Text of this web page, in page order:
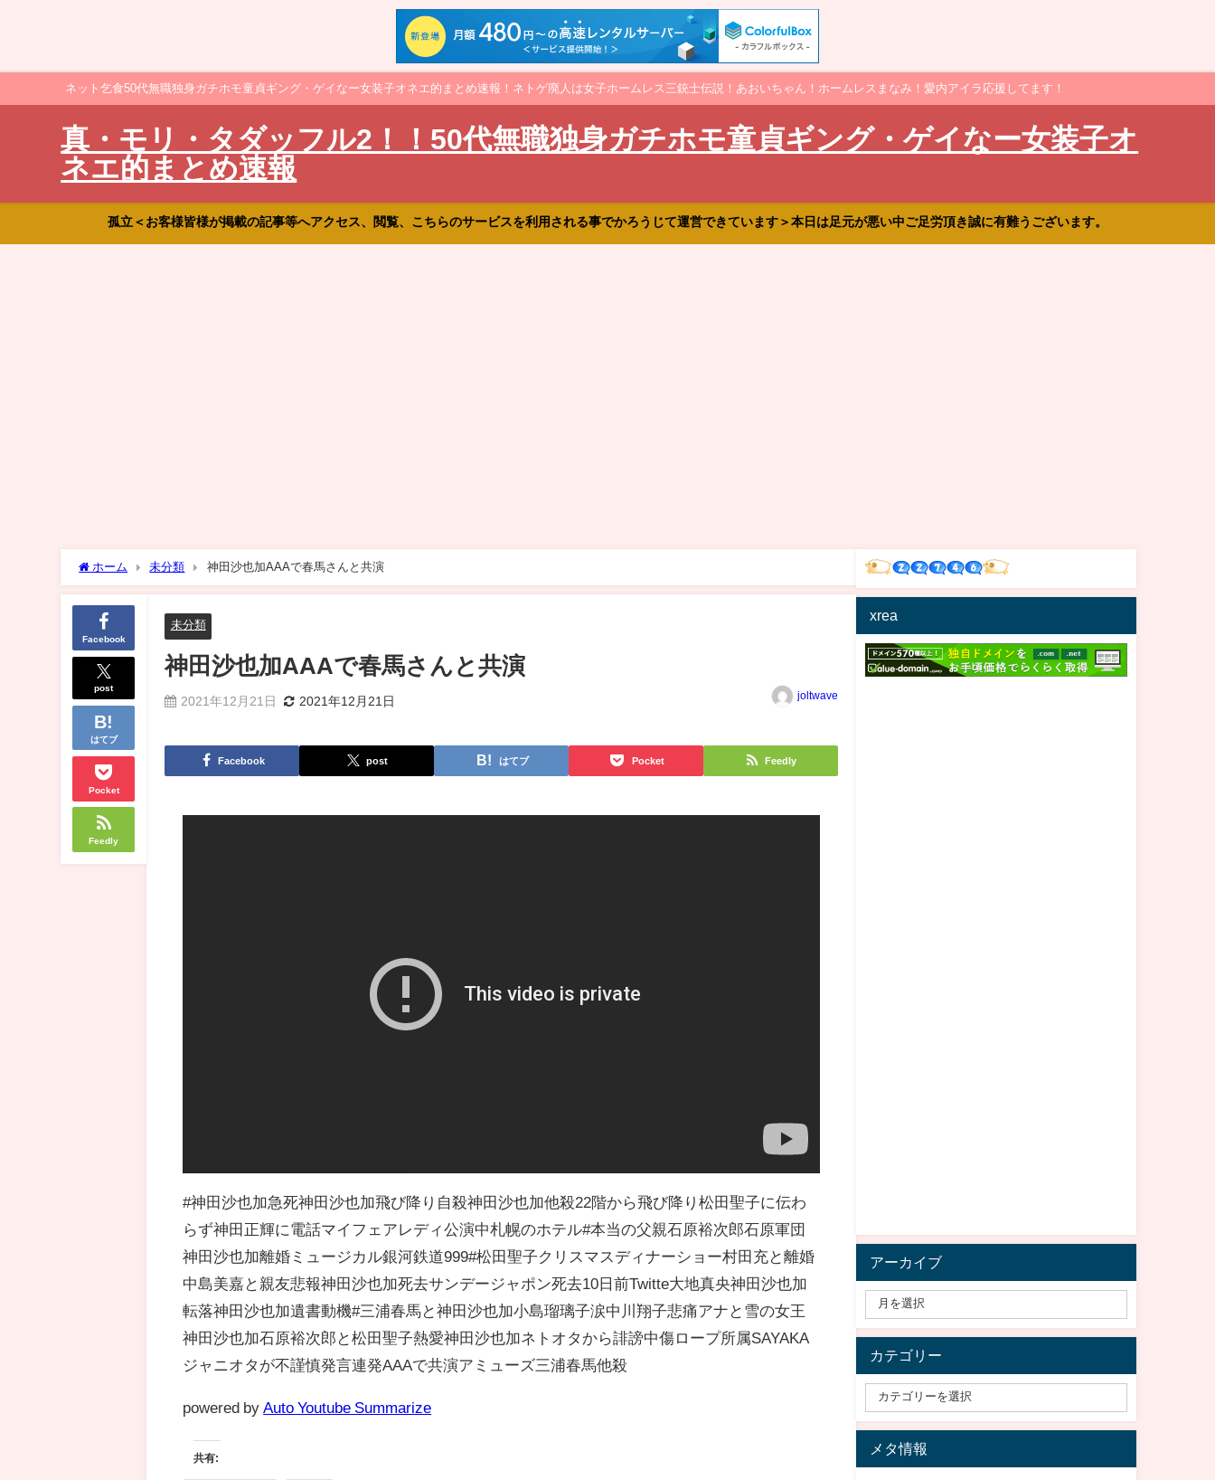
ネット乞食50代無職独身ガチホモ童貞ギング・ゲイなー女装子オネエ的まとめ速報！ネトゲ廃人は女子ホームレス三銃士伝説！あおいちゃん！ホームレスまなみ！愛内アイラ応援してます！
真・モリ・タダッフル2！！50代無職独身ガチホモ童貞ギング・ゲイなー女装子オ
ネエ的まとめ速報
孤立＜お客様皆様が掲載の記事等へアクセス、閲覧、こちらのサービスを利用される事でかろうじて運営できています＞本日は足元が悪い中ご足労頂き誠に有難うございます。
ホーム 未分類 神田沙也加AAAで春馬さんと共演
Facebook
post
はてブ
Pocket
Feedly
未分類
神田沙也加AAAで春馬さんと共演
2021年12月21日 2021年12月21日 joltwave
Facebook post はてブ Pocket Feedly
#神田沙也加急死神田沙也加飛び降り自殺神田沙也加他殺22階から飛び降り松田聖子に伝わ
らず神田正輝に電話マイフェアレディ公演中札幌のホテル#本当の父親石原裕次郎石原軍団
神田沙也加離婚ミュージカル銀河鉄道999#松田聖子クリスマスディナーショー村田充と離婚
中島美嘉と親友悲報神田沙也加死去サンデージャポン死去10日前Twitte大地真央神田沙也加
転落神田沙也加遺書動機#三浦春馬と神田沙也加小島瑠璃子涙中川翔子悲痛アナと雪の女王
神田沙也加石原裕次郎と松田聖子熱愛神田沙也加ネトオタから誹謗中傷ロープ所属SAYAKA
ジャニオタが不謹慎発言連発AAAで共演アミューズ三浦春馬他殺
powered by Auto Youtube Summarize
共有:
xrea
アーカイブ
カテゴリー
メタ情報